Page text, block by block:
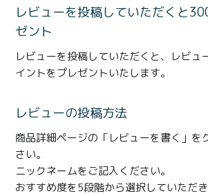
とろ生
お中元
toroa
濃抹茶とろ生ガトーシ
とろ生シュー
紅茶toroaTeaギフト
手さげ袋
レビューを投稿していただくと
ゼント
レビューを投稿していただくと、レビ
イントをプレゼントいたします。
レビューの投稿方法
商品詳細ページの「レビューを書く」を
さい。
ニックネームをご記入ください。
おすすめ度を5段階から選択していただ